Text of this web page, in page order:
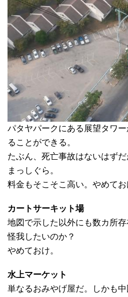
パタヤパークにある展望タワ
ることができる。
たぶん、死亡事故はないはず
まっしぐら。
料金もそこそこ高い。やめてお
カートサーキット場
地図で示した以外にも数カ所存
怪我したいのか？
やめておけ。
水上マーケット
単なるおみやげ屋だ。しかも中